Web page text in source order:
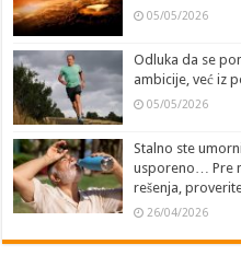
05/05/2026
Odluka da se
ambicije, već iz
05/05/2026
Stalno ste
usporeno… Pre
rešenja,
26/04/2026